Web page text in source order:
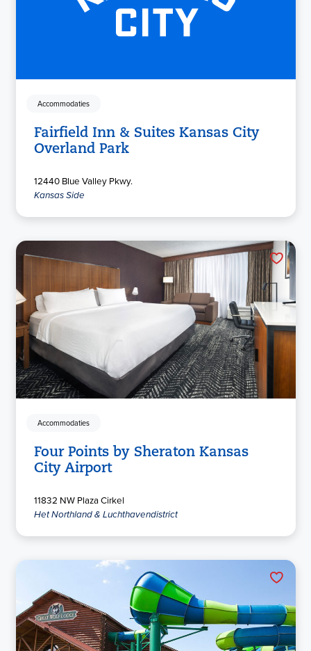
Accommodaties
Fairfield Inn & Suites Kansas City
Overland Park
12440 Blue Valley Pkwy.
Kansas Side
Accommodaties
Four Points by Sheraton Kansas
City Airport
11832 NW Plaza Cirkel
Het Northland & Luchthavendistrict